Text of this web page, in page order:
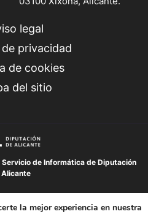
legal
privacidad
de cookies
del sitio
de Informática de Diputación
Alicante
la mejor experiencia en nuestra